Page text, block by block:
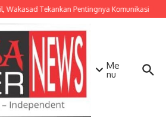
Wakasad Tekankan Pentingnya Komunikasi
Me
nu